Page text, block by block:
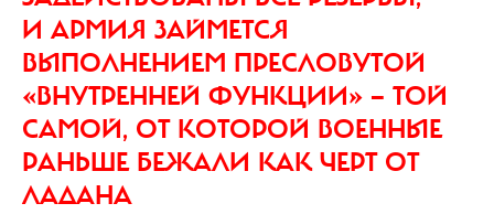
И АРМИЯ ЗАЙМЕТСЯ
ВЫПОЛНЕНИЕМ ПРЕСЛОВУТОЙ
«ВНУТРЕННЕЙ ФУНКЦИИ» — ТОЙ
САМОЙ, ОТ КОТОРОЙ ВОЕННЫЕ
РАНЬШЕ БЕЖАЛИ КАК ЧЕРТ ОТ
ЛАДАНА